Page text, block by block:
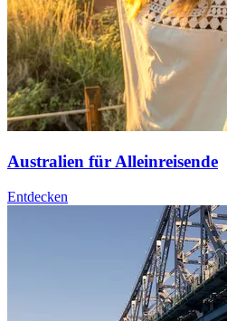
Australien für Alleinreisende
Entdecken